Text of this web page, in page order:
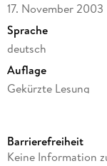
17. November 2003
Sprache
deutsch
Auflage
Gekürzte Lesung
Dateigröße
Barrierefreiheit
Keine Information